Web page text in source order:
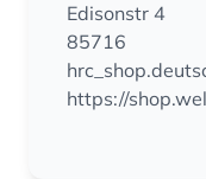
Edisonstr 4
85716
https://